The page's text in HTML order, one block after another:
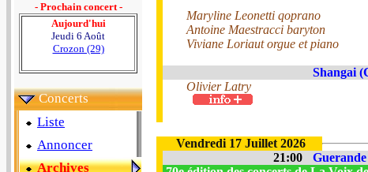
- Prochain concert -
Aujourd'hui
Jeudi 6 Août
Crozon (29)
Concerts
Liste
Annoncer
Archives
Maryline Leonetti qoprano
Antoine Maestracci baryton
Viviane Loriaut orgue et piano
Shangai
Olivier Latry
Vendredi 17 Juillet 2026
21:00